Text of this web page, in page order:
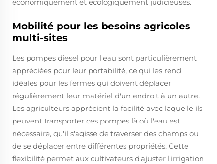
économiquement et écologiquement judicieuses.
Mobilité pour les besoins agricoles
multi-sites
Les pompes diesel pour l'eau sont particulièrement
appréciées pour leur portabilité, ce qui les rend
idéales pour les fermes qui doivent déplacer
régulièrement leur matériel d'un endroit à un autre.
Les agriculteurs apprécient la facilité avec laquelle ils
peuvent transporter ces pompes là où l'eau est
nécessaire, qu'il s'agisse de traverser des champs ou
de se déplacer entre différentes propriétés. Cette
flexibilité permet aux cultivateurs d'ajuster l'irrigation